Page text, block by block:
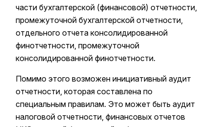
части бухгалтерской (финансовой) отчетности,
промежуточной бухгалтерской отчетности,
отдельного отчета консолидированной
финотчетности, промежуточной
консолидированной финотчетности.
Помимо этого возможен инициативный аудит
отчетности, которая составлена по
специальным правилам. Это может быть аудит
налоговой отчетности, финансовых отчетов